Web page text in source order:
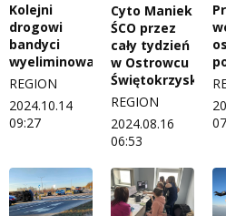
Kolejni
drogowi
bandyci
wyeliminowani
REGION
2024.10.14
09:27
Cyto Maniek
ŚCO przez
cały tydzień
w Ostrowcu
Świętokrzyskim
REGION
2024.08.16
06:53